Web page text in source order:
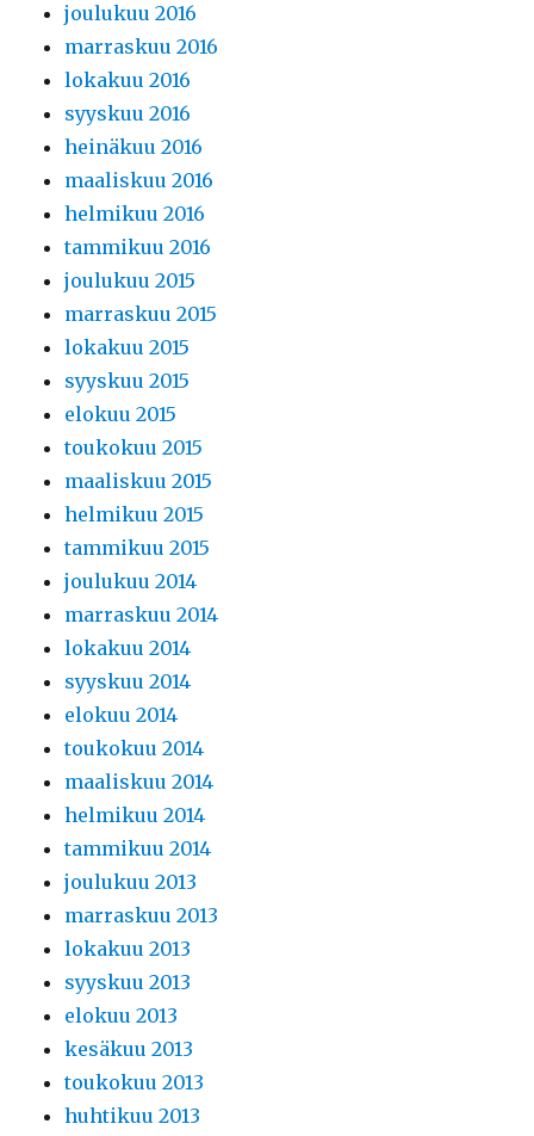
joulukuu 2016
marraskuu 2016
lokakuu 2016
syyskuu 2016
heinäkuu 2016
maaliskuu 2016
helmikuu 2016
tammikuu 2016
joulukuu 2015
marraskuu 2015
lokakuu 2015
syyskuu 2015
elokuu 2015
toukokuu 2015
maaliskuu 2015
helmikuu 2015
tammikuu 2015
joulukuu 2014
marraskuu 2014
lokakuu 2014
syyskuu 2014
elokuu 2014
toukokuu 2014
maaliskuu 2014
helmikuu 2014
tammikuu 2014
joulukuu 2013
marraskuu 2013
lokakuu 2013
syyskuu 2013
elokuu 2013
kesäkuu 2013
toukokuu 2013
huhtikuu 2013